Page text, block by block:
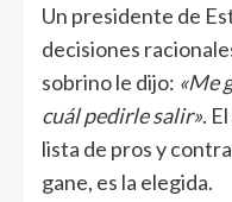
Un presidente de
decisiones
sobrino le dijo: «Me
cuál pedirle salir».
lista de pros y
gane, es la elegida.